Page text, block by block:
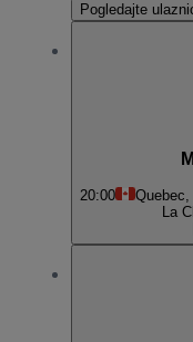
Pogledajte
20:00
La